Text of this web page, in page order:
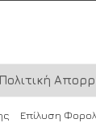
Πολιτική
Επίλυση